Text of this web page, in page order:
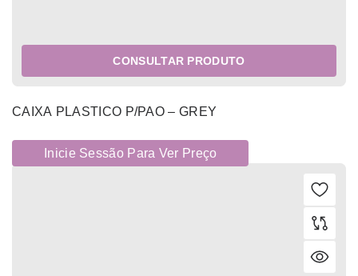
CONSULTAR PRODUTO
CAIXA PLASTICO P/PAO – GREY
Inicie Sessão Para Ver Preço